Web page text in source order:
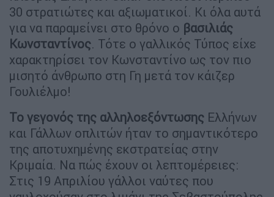
30 στρατιώτες και αξιωματικοί. Κι όλα αυτά
για να παραμείνει στο θρόνο ο βασιλιάς
Κωνσταντίνος. Τότε ο γαλλικός Τύπος είχε
χαρακτηρίσει τον Κωνσταντίνο ως τον πιο
μισητό άνθρωπο στη Γη μετά τον κάιζερ
Γουλιέλμο!
Το γεγονός της αλληλοεξόντωσης Ελλήνων
και Γάλλων οπλιτών ήταν το σημαντικότερο
της αποτυχημένης εκστρατείας στην
Κριμαία. Να πώς έχουν οι λεπτομέρειες:
Στις 19 Απριλίου γάλλοι ναύτες που